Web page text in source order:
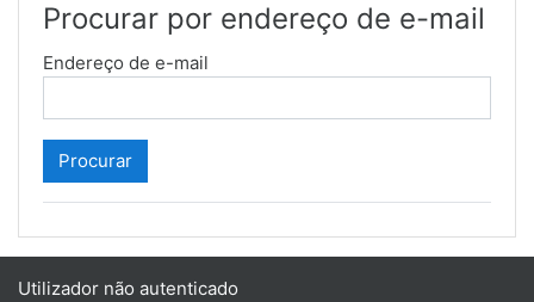
Procurar por endereço de e-mail
Endereço de e-mail
Utilizador não autenticado